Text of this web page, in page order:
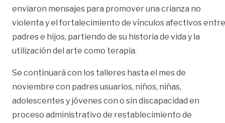
enviaron mensajes para promover una crianza no
violenta y el fortalecimiento de vínculos afectivos entre
padres e hijos, partiendo de su historia de vida y la
utilización del arte como terapia.
Se continuará con los talleres hasta el mes de
noviembre con padres usuarios, niños, niñas,
adolescentes y jóvenes con o sin discapacidad en
proceso administrativo de restablecimiento de